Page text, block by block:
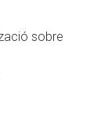
sobre